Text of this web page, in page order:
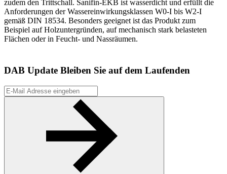
zudem den Trittschall. Sanifin-EKB ist wasserdicht und erfüllt die
Anforderungen der Wassereinwirkungsklassen W0-I bis W2-I
gemäß DIN 18534. Besonders geeignet ist das Produkt zum
Beispiel auf Holzuntergründen, auf mechanisch stark belasteten
Flächen oder in Feucht- und Nassräumen.
DAB Update Bleiben Sie auf dem Laufenden